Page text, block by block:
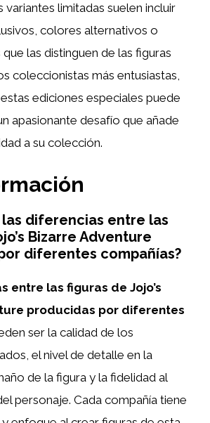
variantes limitadas suelen incluir
colores alternativos o
las distinguen de las figuras
coleccionistas más entusiastas,
ediciones especiales puede
apasionante desafío que añade
a su colección.
las diferencias entre las
Bizarre Adventure
diferentes compañías?
entre las figuras de Jojo’s
producidas por diferentes
ser la calidad de los
el nivel de detalle en la
de la figura y la fidelidad al
personaje. Cada compañía tiene